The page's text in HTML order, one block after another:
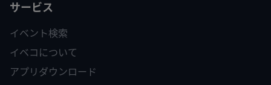
サービス
イベント検索
イベコについて
アプリダウンロード